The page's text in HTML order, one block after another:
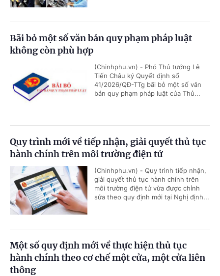
Bãi bỏ một số văn bản quy phạm pháp luật
không còn phù hợp
(Chinhphu.vn) - Phó Thủ tướng Lê
Tiến Châu ký Quyết định số
41/2026/QĐ-TTg bãi bỏ một số văn
bản quy phạm pháp luật của Thủ...
Quy trình mới về tiếp nhận, giải quyết thủ tục
hành chính trên môi trường điện tử
(Chinhphu.vn) - Quy trình tiếp nhận,
giải quyết thủ tục hành chính trên
môi trường điện tử vừa được chỉnh
sửa theo quy định mới tại Nghị định...
Một số quy định mới về thực hiện thủ tục
hành chính theo cơ chế một cửa, một cửa liên
thông